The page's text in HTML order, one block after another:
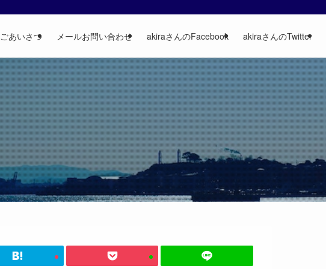
ごあいさつ メールお問い合わせ akiraさんのFacebook akiraさんのTwitter